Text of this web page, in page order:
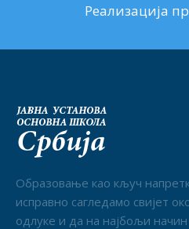
Реализација
Образовање као кључ
исправно сагледамо свијет
одлуке и да на најбољи